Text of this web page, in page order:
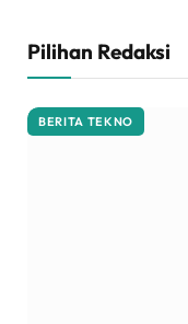
Pilihan Redaksi
BERITA TEKNO